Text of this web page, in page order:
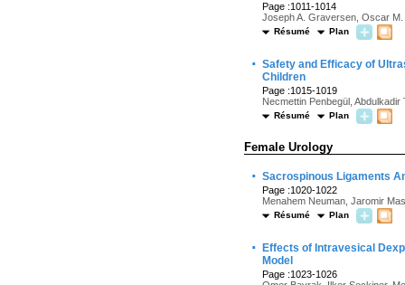
Page :1011-1014
Joseph A. Graversen, Oscar M.
Résumé Plan
· Safety and Efficacy of
Children
Page :1015-1019
Necmettin Penbegül, Abdulkadir
Résumé Plan
Female Urology
· Sacrospinous Ligaments
Page :1020-1022
Menahem Neuman, Jaromir
Résumé Plan
·
Effects of Intravesical
Model
Page :1023-1026